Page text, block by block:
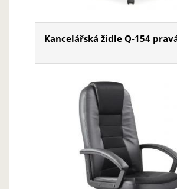
Kancelářská židle Q-154